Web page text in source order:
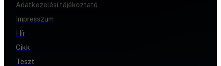
Adatkezelési tájékoztató
Impresszum
Hír
Cikk
Teszt